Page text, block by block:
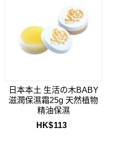
日本本土 生活の木BABY
滋潤保濕霜25g 天然植物
精油保濕
HK$113